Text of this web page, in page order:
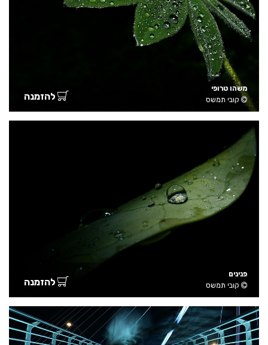
משהו טרופי
קובי תמשס
להזמנה
פנינים
קובי תמשס
להזמנה